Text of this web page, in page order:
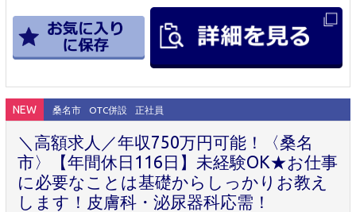
NEW 桑名市 OTC併設 正社員
＼高額求人／年収750万円可能！〈桑名
市〉【年間休日116日】未経験OK★お仕事
に必要なことは基礎からしっかりお教え
します！皮膚科・泌尿器科応需！